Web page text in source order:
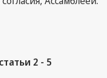
2 - 5